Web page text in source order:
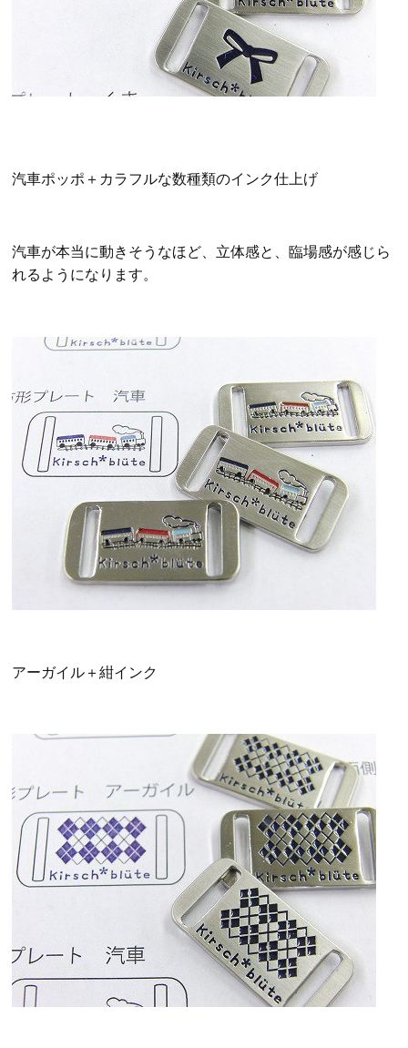
汽車ポッポ＋カラフルな数種類のインク仕上げ
汽車が本当に動きそうなほど、立体感と、臨場感が感じら
れるようになります。
アーガイル＋紺インク